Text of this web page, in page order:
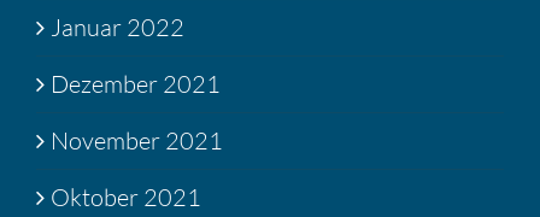
Januar 2022
Dezember 2021
November 2021
Oktober 2021